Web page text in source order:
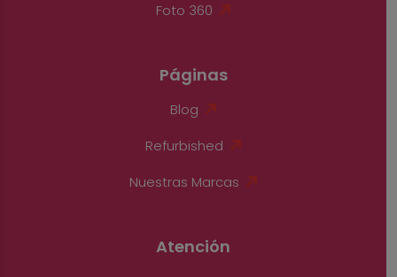
Foto 360
Páginas
Blog
Refurbished
Nuestras Marcas
Atención